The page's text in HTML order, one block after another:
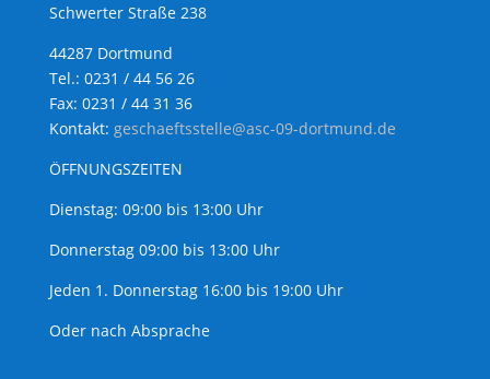
Schwerter Straße 238
44287 Dortmund
Tel.: 0231 / 44 56 26
Fax: 0231 / 44 31 36
Kontakt: geschaeftsstelle@asc-09-dortmund.de
ÖFFNUNGSZEITEN
Dienstag: 09:00 bis 13:00 Uhr
Donnerstag 09:00 bis 13:00 Uhr
Jeden 1. Donnerstag 16:00 bis 19:00 Uhr
Oder nach Absprache